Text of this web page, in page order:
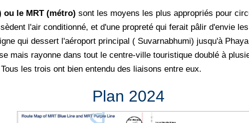
ou le MRT (métro) sont les moyens les plus appropriés pour
l'air conditionné, et d'une propreté qui ferait pâlir d'envie
qui dessert l'aéroport principal ( Suvarnabhumi) jusqu'à
mais rayonne dans tout le centre-ville touristique doublé à
les trois ont bien entendu des liaisons entre eux.
Plan 2024